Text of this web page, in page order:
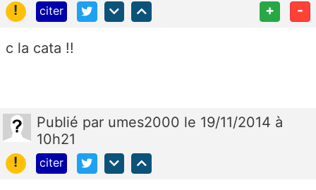
!
citer + -
c la cata !!
Publié par umes2000 le 19/11/2014 à
10h21
!
citer